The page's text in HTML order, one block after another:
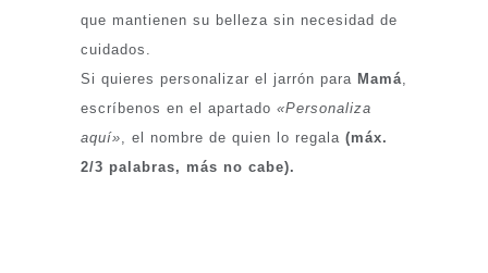
que mantienen su belleza sin necesidad de
cuidados.
Si quieres personalizar el jarrón para Mamá
escríbenos en el apartado «Personaliza
aquí» , el nombre de quien lo regala (máx.
2/3 palabras, más no cabe).